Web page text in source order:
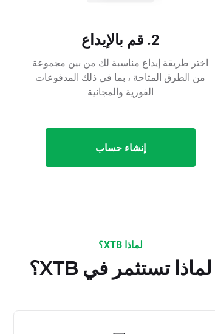
2. قم بالإيداع
اختر طريقة إيداع مناسبة لك من بين مجموعة
من الطرق المتاحة ، بما في ذلك المدفوعات
الفورية والمجانية
إنشاء حساب
لماذا XTB؟
لماذا تستثمر في XTB؟